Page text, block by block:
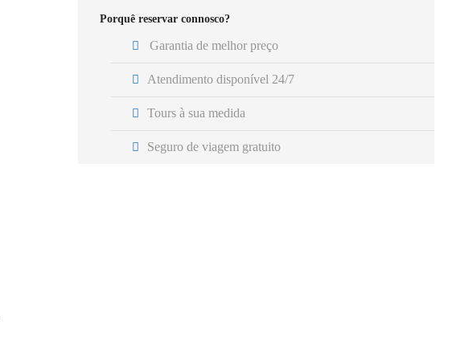
Porquê reservar connosco?
Garantia de melhor preço
Atendimento disponível 24/7
Tours à sua medida
Seguro de viagem gratuito